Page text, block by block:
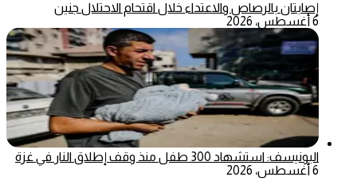
إصابتان بالرصاص والاعتداء خلال اقتحام الاحتلال جنين
6 أغسطس، 2026
اليونيسف: استشهاد 300 طفل منذ وقف إطلاق النار في غزة
6 أغسطس، 2026